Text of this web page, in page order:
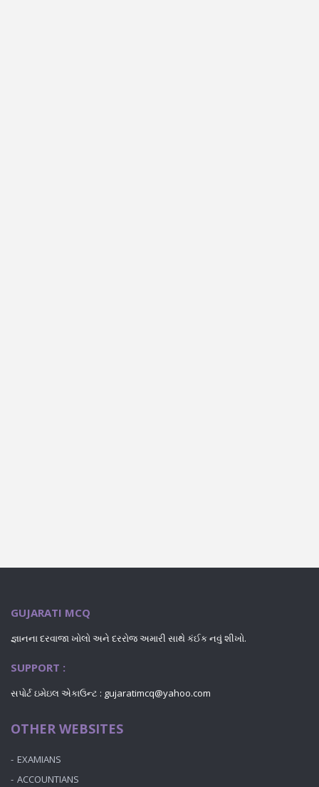
GUJARATI MCQ
જ્ઞાનના દરવાજા ખોલો અને દરરોજ અમારી સાથે કંઈક નવું શીખો.
SUPPORT :
સપોર્ટ ઇમેઇલ એકાઉન્ટ : gujaratimcq@yahoo.com
OTHER WEBSITES
EXAMIANS
ACCOUNTIANS